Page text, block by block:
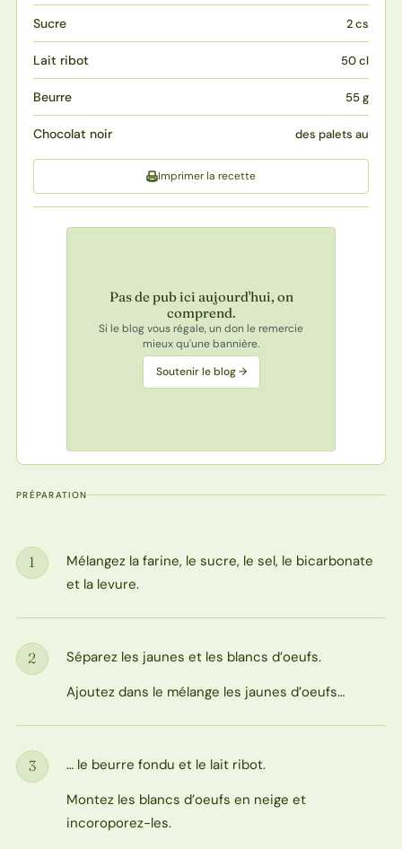
Sucre 2 cs
Lait ribot 50 cl
Beurre 55 g
Chocolat noir des palets au
Imprimer la recette
Pas de pub ici aujourd'hui, on
comprend.
Si le blog vous régale, un don le remercie
mieux qu'une bannière.
Soutenir le blog →
PRÉPARATION
Étape
1
Mélangez la farine, le sucre, le sel, le bicarbonate
et la levure.
Étape
2
Séparez les jaunes et les blancs d’oeufs.
Ajoutez dans le mélange les jaunes d’oeufs…
Étape
3
… le beurre fondu et le lait ribot.
Montez les blancs d’oeufs en neige et
incoroporez-les.